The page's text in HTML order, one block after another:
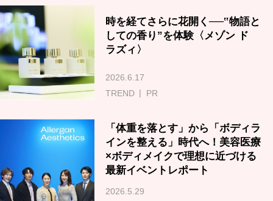
時を経てさらに花開く──‟物語と
しての香り”を体験〈メゾン ド
ラズィ〉
2026.6.17
TREND
PR
「体重を落とす」から「ボディラ
インを整える」時代へ！美容医療
×ボディメイクで理想に近づける
最新イベントレポート
2026.5.29